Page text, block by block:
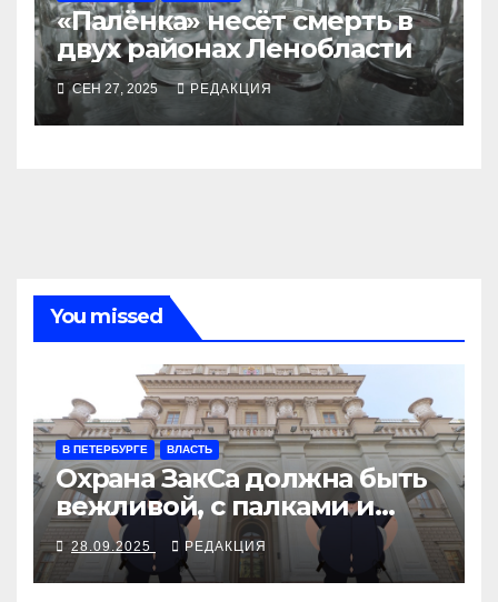
«Палёнка» несёт смерть в
двух районах Ленобласти
СЕН 27, 2025 РЕДАКЦИЯ
You missed
В ПЕТЕРБУРГЕ ВЛАСТЬ
Охрана ЗакСа должна быть
вежливой, с палками и
наручниками
28.09.2025 РЕДАКЦИЯ